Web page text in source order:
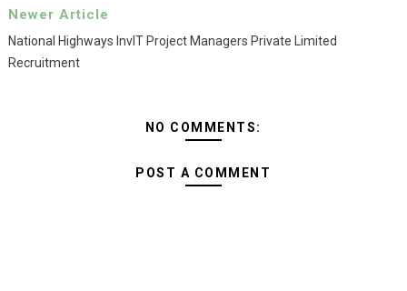
Newer Article
National Highways InvIT Project Managers Private Limited
Recruitment
NO COMMENTS:
POST A COMMENT